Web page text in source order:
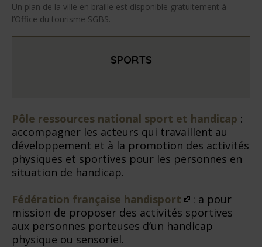
Un plan de la ville en braille est disponible gratuitement à
l’Office du tourisme SGBS.
SPORTS
Pôle ressources national sport et handicap :
accompagner les acteurs qui travaillent au
développement et à la promotion des activités
physiques et sportives pour les personnes en
situation de handicap.
Fédération française handisport
: a pour
mission de proposer des activités sportives
aux personnes porteuses d’un handicap
physique ou sensoriel.